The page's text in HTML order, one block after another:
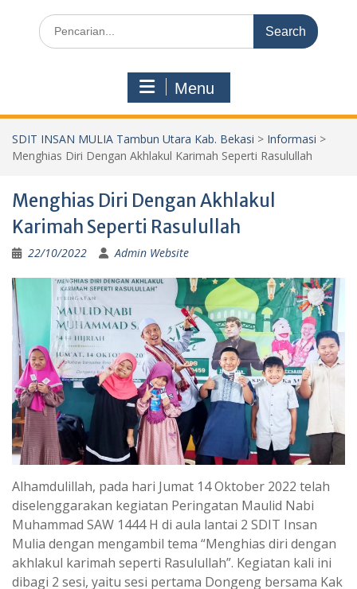
Search
for:
Menu
SDIT INSAN MULIA Tambun Utara Kab. Bekasi > Informasi >
Menghias Diri Dengan Akhlakul Karimah Seperti Rasulullah
Menghias Diri Dengan Akhlakul
Karimah Seperti Rasulullah
22/10/2022 Admin Website
Alhamdulillah, pada hari Jumat 14 Oktober 2022 telah
diselenggarakan kegiatan Peringatan Maulid Nabi
Muhammad SAW 1444 H di aula lantai 2 SDIT Insan
Mulia dengan mengambil tema “Menghias diri dengan
akhlakul karimah seperti Rasulullah”. Kegiatan kali ini
dibagi 2 sesi, yaitu sesi pertama Dongeng bersama Kak